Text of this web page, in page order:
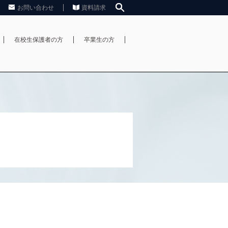
お問い合わせ 資料請求
在校生保護者の方 卒業生の方